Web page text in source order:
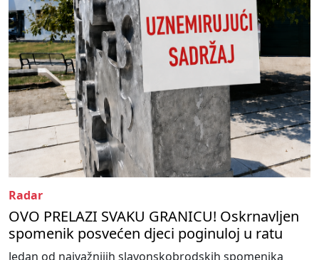
Radar
OVO PRELAZI SVAKU GRANICU! Oskrnavljen
spomenik posvećen djeci poginuloj u ratu
Jedan od najvažnijih slavonskobrodskih spomenika